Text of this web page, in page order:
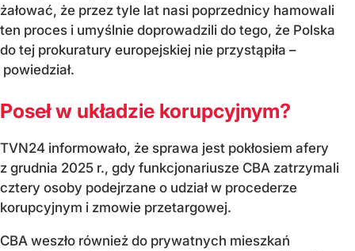
żałować, że przez tyle lat nasi poprzednicy hamowali
ten proces i umyślnie doprowadzili do tego, że Polska
do tej prokuratury europejskiej nie przystąpiła –
powiedział.
Poseł w układzie korupcyjnym?
TVN24 informowało, że sprawa jest pokłosiem afery
z grudnia 2025 r., gdy funkcjonariusze CBA zatrzymali
cztery osoby podejrzane o udział w procederze
korupcyjnym i zmowie przetargowej.
CBA weszło również do prywatnych mieszkań